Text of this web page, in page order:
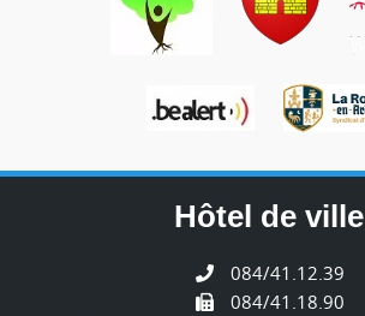
Hôtel de ville
084/41.12.39
084/41.18.90